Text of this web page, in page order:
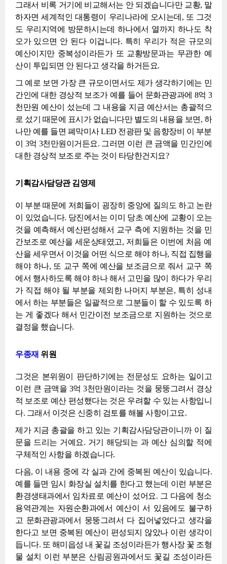
그래서 비록 거기에 비교해서는 안 되겠습니다만 교황, 말
하자면 세계적인 대통령이 우리나라에 오시는데, 또 그것
도 우리지역에 방문하시는데 하나에서 열까지 하나도 착
오가 있으면 안 된다 이겁니다. 특히 우리가 적은 규모의
예산이지만 중복성이라든가 또 교황방문과는 무관한 예
산이 투입되면 안 된다고 생각을 하거든요.
그 예로 보면 가장 큰 규모이면서도 제가 생각하기에는 민
간인에 대한 경상적 보조가 예를 들어 문화관광과에 8억 3
천만원 예산이 섰는데 그 내용을 지금 예산서는 총괄적으
로 섰기 때문에 표시가 없습니다만 별도의 내용을 보면, 하
나만 예를 들면 폐막미사 LED 전광판 및 음향장비 이 부분
이 3억 3천만원이거든요. 그러면 이런 큰 금액을 민간인에
대한 경상적 보조로 주는 것이 타당한건지요?
기획감사담당관 김영제
이 부분 때문에 저희들이 굉장히 중앙에 질의도 하고 논란
이 있었습니다. 당진에서는 이미 당초 예산에 교황이 오는
것을 예측해서 예산편성해서 교구 측에 지원하는 것을 민
간보조로 예산을 세운상태였고, 저희들은 이번에 처음 예
산을 세우면서 이것을 어떤 식으로 해야 하나, 직접 집행을
해야 하나, 또 교구 쪽에 예산을 보조금으로 줘서 교구 쪽
에서 행사하도록 해야 하나 해서 고민을 많이 하다가 우리
가 직접 해야 될 부분을 제외한 나머지 부분은, 특히 성내
에서 하는 부분들은 일괄적으로 그분들이 할 수 있도록 하
는 게 좋겠다 해서 민간이전 보조금으로 지원하는 것으로
결정을 했습니다.
우종재 위원
그것은 본위원이 판단하기에는 전문성도 요하는 일이고
이런 큰 금액을 3억 3천만원이라는 것을 뭉뚱그려서 경상
적 보조로 예산 편성했다는 것은 우려할 수 있는 사항입니
다. 그래서 이것은 신중히 검토를 해볼 사항이고요.
제가 지금 총괄을 하고 있는 기획감사담당관이니까 이 질
문을 드리는 거예요. 거기 해당되는 과 예산 심의할 적에
구체적인 사항을 하겠습니다.
다음, 이 내용 중에 각 실과 간에 중복된 예산이 있습니다.
예를 들면 임시 화장실 설치를 한다고 했는데 이런 부분은
환경생태과에서 임차료로 예산이 섰어요. 그 다음에 청소
용역관계는 자원순환과에서 예산이 서 있음에도 불구하
고 문화관광과에서 뭉뚱그려서 다 집어넣었다고 생각을
한다고 보면 중복된 예산이 편성되지 않았나 이런 생각이
듭니다. 또 해미읍성 내 꽃길 조성이라든가 행사장 꽃 조형
물 설치 이런 부분은 산림공원과에서도 꽃길 조성이라든